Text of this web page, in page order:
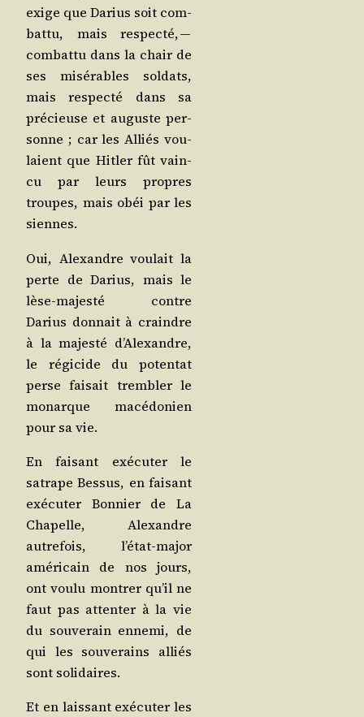
exige que Darius soit com­
bat­tu, mais res­pec­té, —
com­bat­tu dans la chair de
ses misé­rables sol­dats,
mais res­pec­té dans sa
pré­cieuse et auguste per­
sonne ; car les Alliés vou­
laient que Hit­ler fût vain­
cu par leurs propres
troupes, mais obéi par les
siennes.
Oui, Alexandre vou­lait la
perte de Darius, mais le
lèse-majes­té contre
Darius don­nait à craindre
à la majes­té d’A­lexandre,
le régi­cide du poten­tat
perse fai­sait trem­bler le
monarque macé­do­nien
pour sa vie.
En fai­sant exé­cu­ter le
satrape Bes­sus, en fai­sant
exé­cu­ter Bon­nier de La
Cha­pelle, Alexandre
autre­fois, l’é­tat-major
amé­ri­cain de nos jours,
ont vou­lu mon­trer qu’il ne
faut pas atten­ter à la vie
du sou­ve­rain enne­mi, de
qui les sou­ve­rains alliés
sont solidaires.
Et en lais­sant exé­cu­ter les